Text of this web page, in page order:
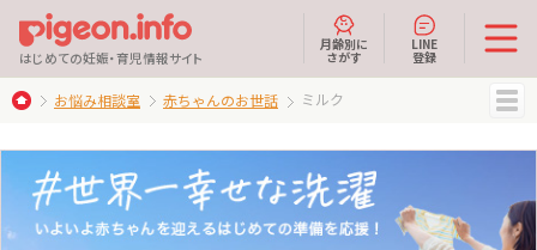
はじめての妊娠・育児情報サイト
月齢別に
さがす
LINE
登録
お悩み相談室 赤ちゃんのお世話 ミルク